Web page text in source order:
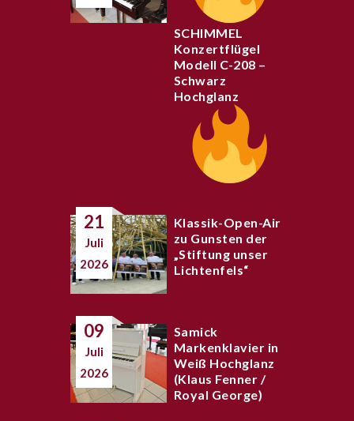
SCHIMMEL
Konzertflügel
Modell C-208 –
Schwarz
Hochglanz
21
Juli
2026
Klassik-Open-Air
zu Gunsten der
„Stiftung unser
Lichtenfels“
09
Juli
2026
Samick
Markenklavier in
Weiß Hochglanz
(Klaus Fenner /
Royal George)